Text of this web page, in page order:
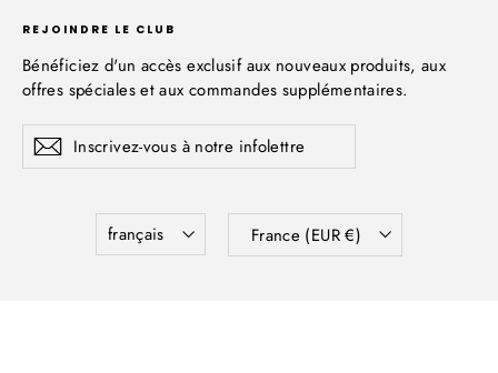
REJOINDRE LE CLUB
Bénéficiez d'un accès exclusif aux nouveaux produits, aux
offres spéciales et aux commandes supplémentaires.
Inscrivez-
vous
S'inscrire
Langue
français Devise
France (EUR €)